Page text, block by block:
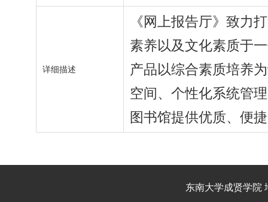
详细描述
《网上报告厅》致力
素养以及文化素质于
产品以综合素质培养
空间、个性化系统管
图书馆提供优质、便
东南大学成贤学院